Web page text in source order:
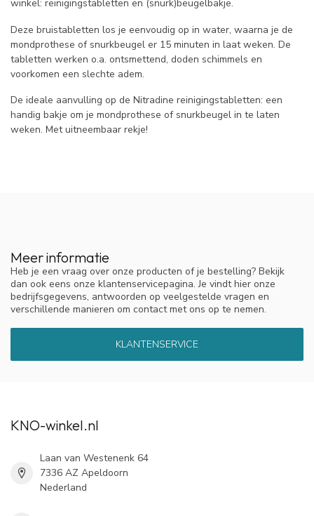
winkel: reinigingstabletten en (snurk)beugelbakje.
Deze bruistabletten los je eenvoudig op in water, waarna je de
mondprothese of snurkbeugel er 15 minuten in laat weken. De
tabletten werken o.a. ontsmettend, doden schimmels en
voorkomen een slechte adem.
De ideale aanvulling op de Nitradine reinigingstabletten: een
handig bakje om je mondprothese of snurkbeugel in te laten
weken. Met uitneembaar rekje!
Meer informatie
Heb je een vraag over onze producten of je bestelling? Bekijk
dan ook eens onze klantenservicepagina. Je vindt hier onze
bedrijfsgegevens, antwoorden op veelgestelde vragen en
verschillende manieren om contact met ons op te nemen.
KLANTENSERVICE
KNO-winkel.nl
Laan van Westenenk 64
7336 AZ Apeldoorn
Nederland